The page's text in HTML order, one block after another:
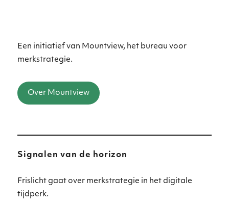
Een initiatief van Mountview, het bureau voor
merkstrategie.
Over Mountview
Signalen van de horizon
Frislicht gaat over merkstrategie in het digitale
tijdperk.